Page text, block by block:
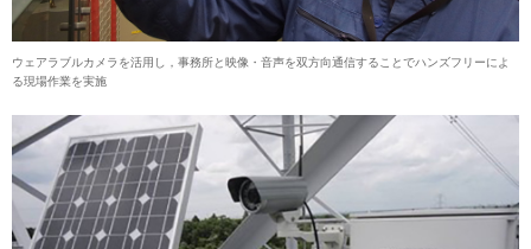
ウェアラブルカメラを活用し，事務所と映像・音声を双方向通信することでハンズフリーによ
る現場作業を実施